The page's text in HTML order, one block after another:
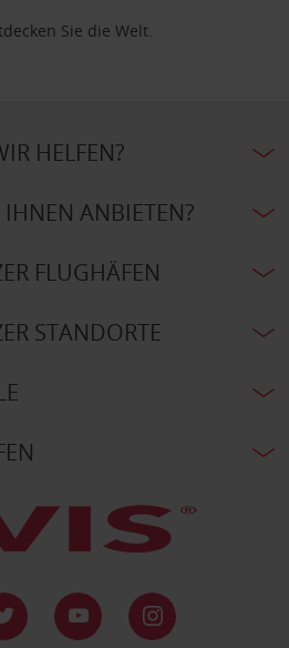
Sie die Welt.
HELFEN?
ANBIETEN?
FLUGHÄFEN
STANDORTE